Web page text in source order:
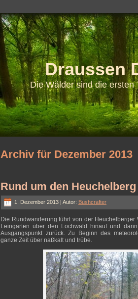
Draussen
Die Wälder sind die ersten
Archiv für Dezember 2013
Rund um den
1. Dezember 2013 | Autor: Bushcrafter
Die Rundwanderung führt von der
Leingarten über den Lochwald hinauf und
Ausgangspunkt zurück. Zu Beginn des
ganze Zeit über naßkalt und trübe.